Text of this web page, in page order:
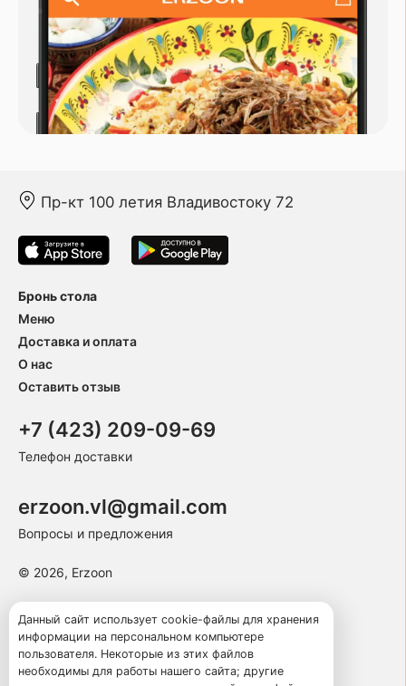
Пр-кт 100 летия Владивостоку 72
Бронь стола
Меню
Доставка и оплата
О нас
Оставить отзыв
+7 (423) 209-09-69
Телефон доставки
erzoon.vl@gmail.com
Вопросы и предложения
© 2026, Erzoon
Пользовательское соглашение
Политика конфиденциальности
Публичная оферта
Данный сайт использует cookie-файлы для хранения
информации на персональном компьютере
пользователя. Некоторые из этих файлов
необходимы для работы нашего сайта; другие